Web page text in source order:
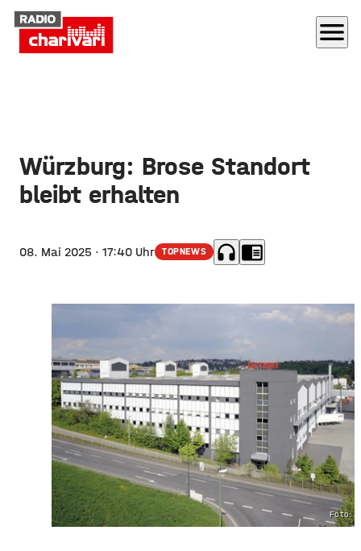
menu
Würzburg: Brose Standort
bleibt erhalten
08. Mai 2025 · 17:40 Uhr TOPNEWS headphones chrome_reader_mode
Foto: